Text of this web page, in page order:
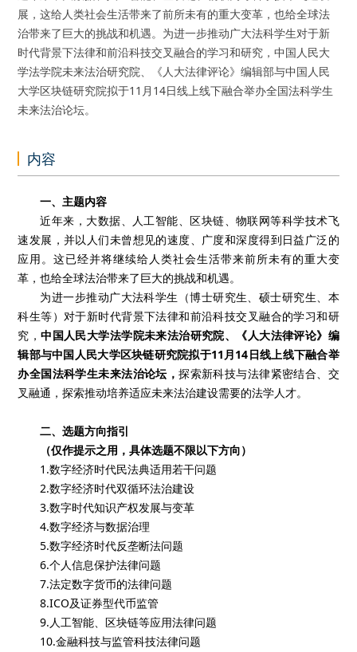
展，这给人类社会生活带来了前所未有的重大变革，也给全球法
治带来了巨大的挑战和机遇。为进一步推动广大法科学生对于新
时代背景下法律和前沿科技交叉融合的学习和研究，中国人民大
学法学院未来法治研究院、《人大法律评论》编辑部与中国人民
大学区块链研究院拟于11月14日线上线下融合举办全国法科学生
未来法治论坛。
内容
一、主题内容
近年来，大数据、人工智能、区块链、物联网等科学技术飞
速发展，并以人们未曾想见的速度、广度和深度得到日益广泛的
应用。这已经并将继续给人类社会生活带来前所未有的重大变
革，也给全球法治带来了巨大的挑战和机遇。
为进一步推动广大法科学生（博士研究生、硕士研究生、本
科生等）对于新时代背景下法律和前沿科技交叉融合的学习和研
究，中国人民大学法学院未来法治研究院、《人大法律评论》编
辑部与中国人民大学区块链研究院拟于11月14日线上线下融合举
办全国法科学生未来法治论坛，探索新科技与法律紧密结合、交
叉融通，探索推动培养适应未来法治建设需要的法学人才。
二、选题方向指引
（仅作提示之用，具体选题不限以下方向）
1.数字经济时代民法典适用若干问题
2.数字经济时代双循环法治建设
3.数字时代知识产权发展与变革
4.数字经济与数据治理
5.数字经济时代反垄断法问题
6.个人信息保护法律问题
7.法定数字货币的法律问题
8.ICO及证券型代币监管
9.人工智能、区块链等应用法律问题
10.金融科技与监管科技法律问题